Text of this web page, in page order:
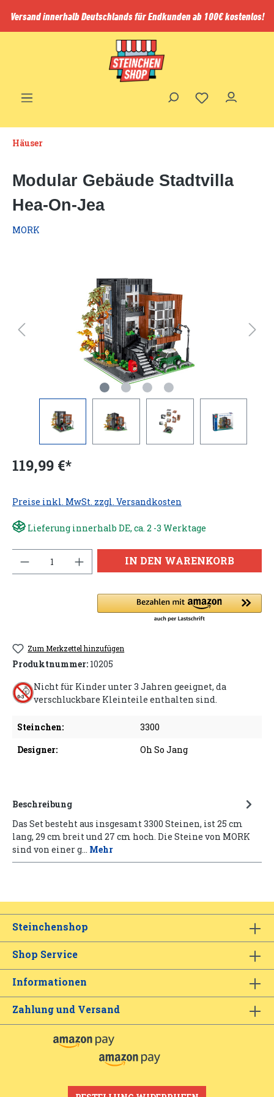
springen
Versand innerhalb Deutschlands für Endkunden ab 100€ kostenlos!
Häuser
Modular Gebäude Stadtvilla
Hea-On-Jea
MORK
119,99 €*
Preise inkl. MwSt. zzgl. Versandkosten
Lieferung innerhalb DE, ca. 2 -3 Werktage
IN DEN WARENKORB
Zum Merkzettel hinzufügen
Produktnummer: 10205
Nicht für Kinder unter 3 Jahren geeignet, da
verschluckbare Kleinteile enthalten sind.
Steinchen:
3300
Designer:
Oh So Jang
Beschreibung
Das Set besteht aus insgesamt 3300 Steinen, ist 25 cm
lang, 29 cm breit und 27 cm hoch. Die Steine von MORK
sind von einer g… Mehr
Steinchenshop
Shop Service
Informationen
Zahlung und Versand